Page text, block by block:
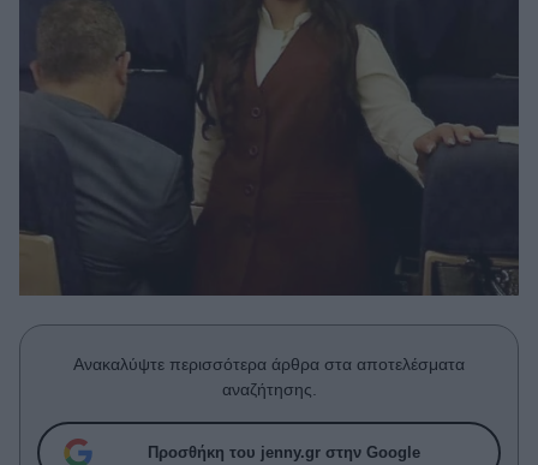
Fitness
Woman Power
Working Girl
Real Women
Πρόσωπα
Celebrities
True Stories
Ανακαλύψτε περισσότερα άρθρα στα αποτελέσματα
αναζήτησης.
Προσθήκη του jenny.gr στην Google